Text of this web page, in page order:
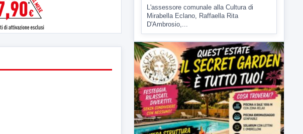
L'assessore comunale alla Cultura di
Mirabella Eclano, Raffaella Rita
D'Ambrosio,...